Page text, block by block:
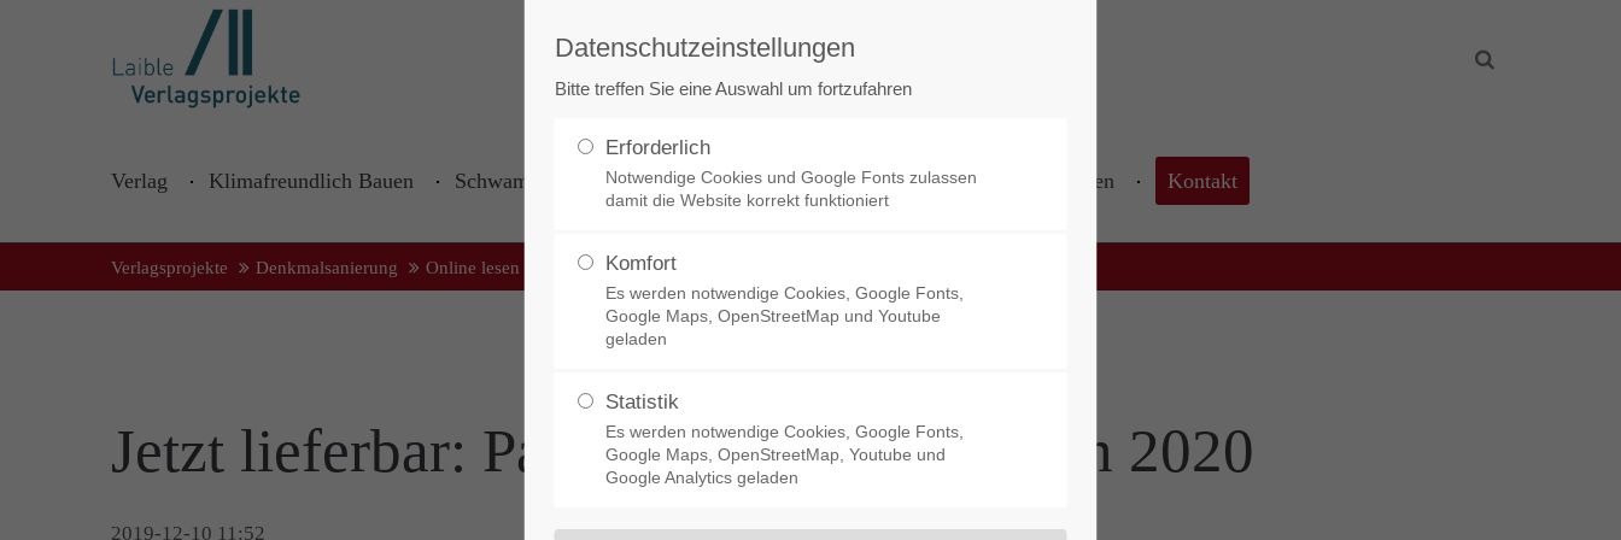
Login
Passwort
Register|Lost your password?
Support
24h / 365days
We offer support for our customers
Mon - Fri 8:00am - 5:00pm(GMT
Get in touch
San Francisco, CA 94102
+44 1234 567 890
consectetuer adipiscing elit.
Aenean commodo ligula eget dolor.
Verlag Klimafreundlich Bauen Schwammstadt FreiRäume Denkmalsanierung Kleiner Wohnen Kontakt
Verlagsprojekte Denkmalsanierung Online lesen Jetzt lieferbar: Passivhaus Kompendium 2020
Jetzt lieferbar: Passivhaus Kompendium 2020
2019-12-10 11:52
Datenschutzeinstellungen
Bitte treffen Sie eine Auswahl um fortzufahren
Erforderlich
Notwendige Cookies und Google Fonts zulassen
damit die Website korrekt funktioniert
Komfort
Es werden notwendige Cookies, Google Fonts,
Google Maps, OpenStreetMap und Youtube
geladen
Statistik
Es werden notwendige Cookies, Google Fonts,
Google Maps, OpenStreetMap, Youtube und
Google Analytics geladen